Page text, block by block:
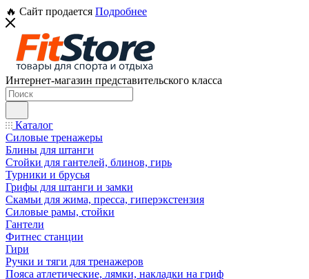
🔥 Сайт продается Подробнее
Интернет-магазин представительского класса
Каталог
Силовые тренажеры
Блины для штанги
Стойки для гантелей, блинов, гирь
Турники и брусья
Грифы для штанги и замки
Скамьи для жима, пресса, гиперэкстензия
Силовые рамы, стойки
Гантели
Фитнес станции
Гири
Ручки и тяги для тренажеров
Пояса атлетические, лямки, накладки на гриф